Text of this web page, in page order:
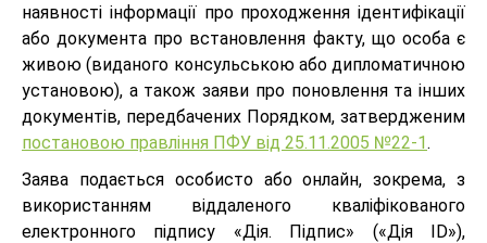
наявності інформації про проходження ідентифікації
або документа про встановлення факту, що особа є
живою (виданого консульською або дипломатичною
установою), а також заяви про поновлення та інших
документів, передбачених Порядком, затвердженим
постановою правління ПФУ від 25.11.2005 №22-1.
Заява подається особисто або онлайн, зокрема, з
використанням віддаленого кваліфікованого
електронного підпису «Дія. Підпис» («Дія ID»),